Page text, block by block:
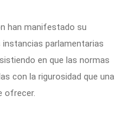
han manifestado su
parlamentarias
en que las normas
con la rigurosidad que una
ofrecer.